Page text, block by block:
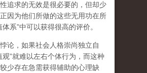
追求的无效是很必要的，但却少
因为他们所做的这些无用功在所
体系”中可以获得很高的评价。
论，如果社会人格崇尚独立自
观”就难以左右个体行为，而这种
少存在急需获得辅助的心理缺